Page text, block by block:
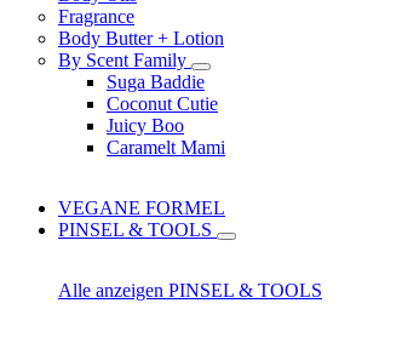
Fragrance
Body Butter + Lotion
By Scent Family
Suga Baddie
Coconut Cutie
Juicy Boo
Caramelt Mami
VEGANE FORMEL
PINSEL & TOOLS
Alle anzeigen PINSEL & TOOLS